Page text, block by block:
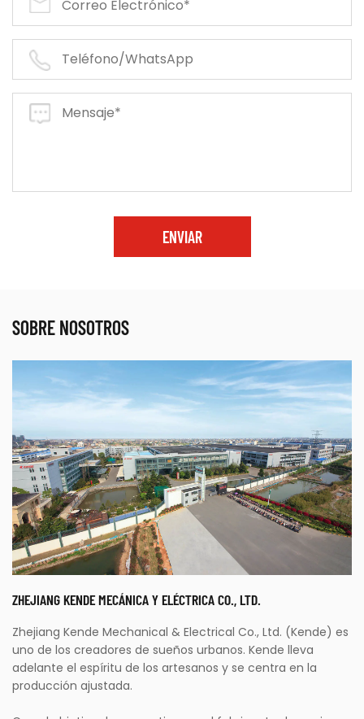
ENVIAR
SOBRE NOSOTROS
ZHEJIANG KENDE MECÁNICA Y ELÉCTRICA CO., LTD.
Zhejiang Kende Mechanical & Electrical Co., Ltd. (Kende) es
uno de los creadores de sueños urbanos. Kende lleva
adelante el espíritu de los artesanos y se centra en la
producción ajustada.